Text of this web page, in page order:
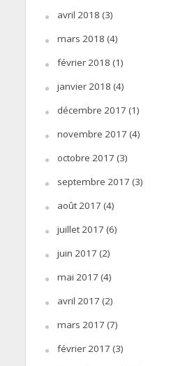
avril 2018 (3)
mars 2018 (4)
février 2018 (1)
janvier 2018 (4)
décembre 2017 (1)
novembre 2017 (4)
octobre 2017 (3)
septembre 2017 (3)
août 2017 (4)
juillet 2017 (6)
juin 2017 (2)
mai 2017 (4)
avril 2017 (2)
mars 2017 (7)
février 2017 (3)